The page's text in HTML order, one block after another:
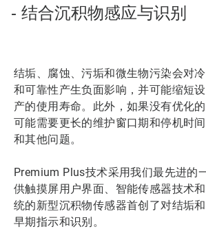
- 结合沉积物感应与识别
结垢、腐蚀、污垢和微生物污染会对
和可靠性产生负面影响，并可能缩短
产的使用寿命。此外，如果没有优化
可能需要更长的维护窗口期和停机时
和其他问题。
Premium Plus技术采用我们最先进的
供触摸屏用户界面、智能传感器技术
统的新型沉积物传感器首创了对结垢
早期指示和识别。